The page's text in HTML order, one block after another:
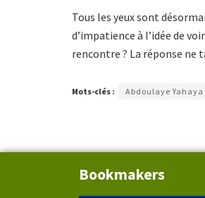
Tous les yeux sont
d’impatience à l’idée de
rencontre ? La réponse ne
Mots-clés : Abdoulaye Yahaya
Bookmakers